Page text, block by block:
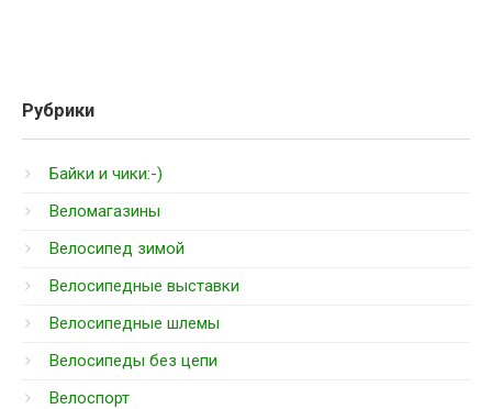
Рубрики
Байки и чики:-)
Веломагазины
Велосипед зимой
Велосипедные выставки
Велосипедные шлемы
Велосипеды без цепи
Велоспорт